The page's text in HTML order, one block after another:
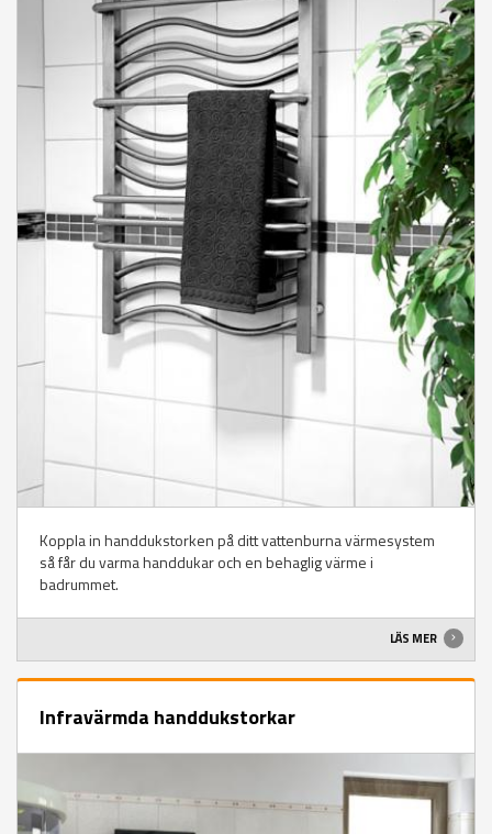
Koppla in handdukstorken på ditt vattenburna värmesystem
så får du varma handdukar och en behaglig värme i
badrummet.
LÄS MER
Infravärmda handdukstorkar